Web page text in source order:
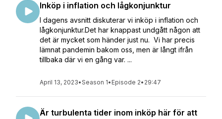
Inköp i inflation och lågkonjunktur
I dagens avsnitt diskuterar vi inköp i inflation och
lågkonjunktur.Det har knappast undgått någon att
det är mycket som händer just nu. Vi har precis
lämnat pandemin bakom oss, men är långt ifrån
tillbaka där vi en gång var. ...
April 13, 2023•Season 1• Episode 2• 29:47
Är turbulenta tider inom inköp här för att